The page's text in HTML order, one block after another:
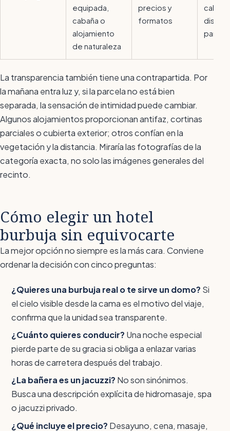
equipada,
cabaña o
alojamiento
de naturaleza
precios y
formatos
La transparencia también tiene una contrapartida. Por
la mañana entra luz y, si la parcela no está bien
separada, la sensación de intimidad puede cambiar.
Algunos alojamientos proporcionan antifaz, cortinas
parciales o cubierta exterior; otros confían en la
vegetación y la distancia. Miraría las fotografías de la
categoría exacta, no solo las imágenes generales del
recinto.
Cómo elegir un hotel
burbuja sin equivocarte
La mejor opción no siempre es la más cara. Conviene
ordenar la decisión con cinco preguntas:
¿Quieres una burbuja real o te sirve un domo? Si
el cielo visible desde la cama es el motivo del viaje,
confirma que la unidad sea transparente.
¿Cuánto quieres conducir? Una noche especial
pierde parte de su gracia si obliga a enlazar varias
horas de carretera después del trabajo.
¿La bañera es un jacuzzi? No son sinónimos.
Busca una descripción explícita de hidromasaje, spa
o jacuzzi privado.
¿Qué incluye el precio? Desayuno, cena, masaje,